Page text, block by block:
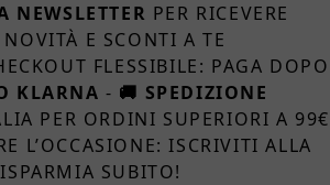
NEWSLETTER PER RICEVERE
E SCONTI A TE
FLESSIBILE: PAGA DOPO
KLARNA - 🚚 SPEDIZIONE
PER ORDINI SUPERIORI A 99€
L’OCCASIONE: ISCRIVITI ALLA
SUBITO!